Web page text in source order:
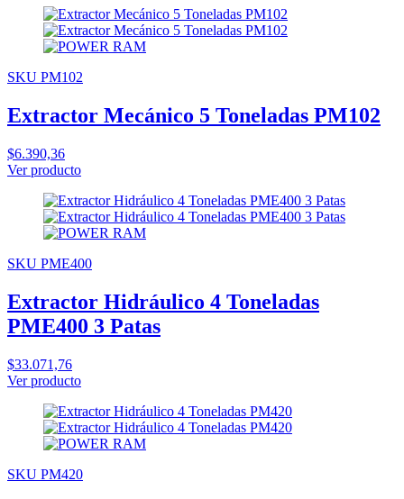
SKU PM102
Extractor Mecánico 5 Toneladas PM102
$6.390,36
Ver producto
SKU PME400
Extractor Hidráulico 4 Toneladas
PME400 3 Patas
$33.071,76
Ver producto
SKU PM420